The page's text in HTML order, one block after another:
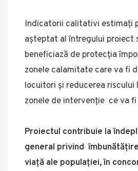
Indicatorii calitativi estimați
așteptat al întregului proiect
beneficiază de protecția
zonele calamitate care va fi
locuitori și reducerea riscului
zonele de intervenție ce va
Proiectul contribuie la
general privind
viață ale populației, în